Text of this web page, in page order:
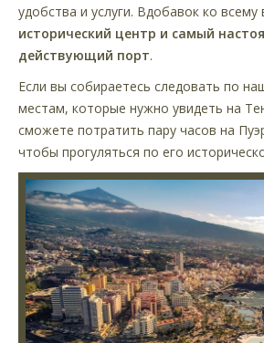
удобства и услуги. Вдобавок ко всему
исторический центр и самый
действующий порт.
Если вы собираетесь следовать по
местам, которые нужно увидеть на
сможете потратить пару часов на
чтобы прогуляться по его